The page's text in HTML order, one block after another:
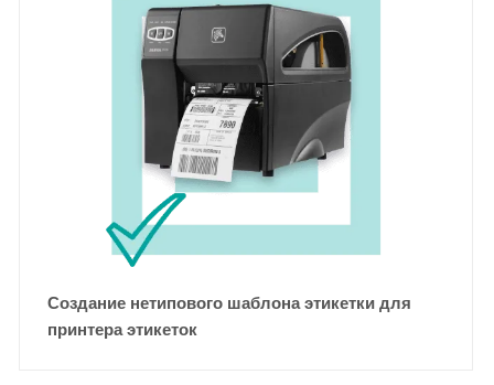
Создание нетипового шаблона этикетки для
принтера этикеток